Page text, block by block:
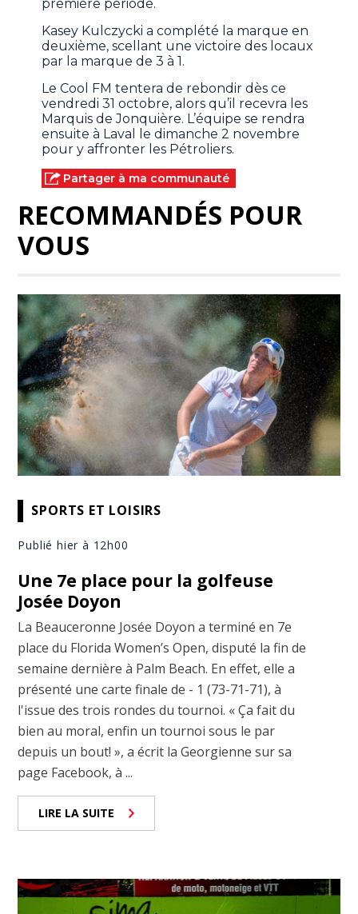
première période.
Kasey Kulczycki a complété la marque en
deuxième, scellant une victoire des locaux
par la marque de 3 à 1.
Le Cool FM tentera de rebondir dès ce
vendredi 31 octobre, alors qu’il recevra les
Marquis de Jonquière. L’équipe se rendra
ensuite à Laval le dimanche 2 novembre
pour y affronter les Pétroliers.
Partager à ma communauté
RECOMMANDÉS POUR
VOUS
SPORTS ET LOISIRS
Publié hier à 12h00
Une 7e place pour la golfeuse
Josée Doyon
La Beauceronne Josée Doyon a terminé en 7e
place du Florida Women’s Open, disputé la fin de
semaine dernière à Palm Beach. En effet, elle a
présenté une carte finale de - 1 (73-71-71), à
l'issue des trois rondes du tournoi. « Ça fait du
bien au moral, enfin un tournoi sous le par
depuis un bout! », a écrit la Georgienne sur sa
page Facebook, à ...
LIRE LA SUITE